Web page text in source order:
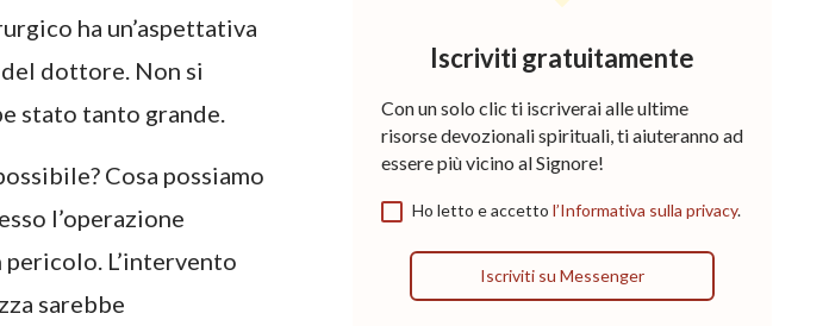
ha un’aspettativa
dottore. Non si
stato tanto grande.
Cosa possiamo
l’operazione
L’intervento
sarebbe
Iscriviti gratuitamente
Con un solo clic ti iscriverai alle ultime
risorse devozionali spirituali, ti aiuteranno ad
essere più vicino al Signore!
Ho letto e accetto l’Informativa sulla privacy.
Iscriviti su Messenger